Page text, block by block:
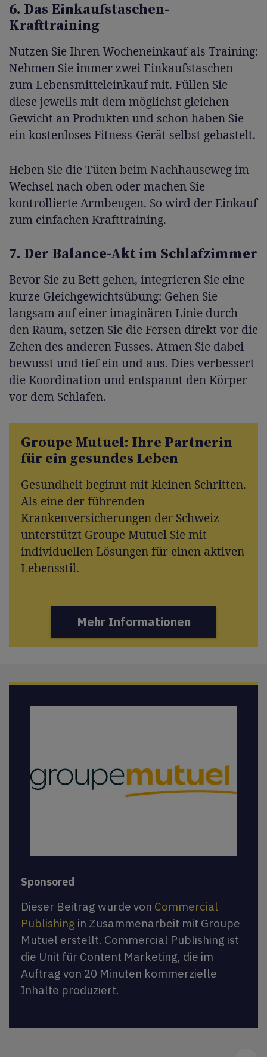
6. Das Einkaufstaschen-
Krafttraining
Nutzen Sie Ihren Wocheneinkauf als Training:
Nehmen Sie immer zwei Einkaufstaschen
zum Lebensmitteleinkauf mit. Füllen Sie
diese jeweils mit dem möglichst gleichen
Gewicht an Produkten und schon haben Sie
ein kostenloses Fitness-Gerät selbst gebastelt.
Heben Sie die Tüten beim Nachhauseweg im
Wechsel nach oben oder machen Sie
kontrollierte Armbeugen. So wird der Einkauf
zum einfachen Krafttraining.
7. Der Balance-Akt im Schlafzimmer
Bevor Sie zu Bett gehen, integrieren Sie eine
kurze Gleichgewichtsübung: Gehen Sie
langsam auf einer imaginären Linie durch
den Raum, setzen Sie die Fersen direkt vor die
Zehen des anderen Fusses. Atmen Sie dabei
bewusst und tief ein und aus. Dies verbessert
die Koordination und entspannt den Körper
vor dem Schlafen.
Groupe Mutuel: Ihre Partnerin
für ein gesundes Leben
Gesundheit beginnt mit kleinen Schritten.
Als eine der führenden
Krankenversicherungen der Schweiz
unterstützt Groupe Mutuel Sie mit
individuellen Lösungen für einen aktiven
Lebensstil.
Mehr Informationen
Sponsored
Dieser Beitrag wurde von Commercial
Publishing in Zusammenarbeit mit Groupe
Mutuel erstellt. Commercial Publishing ist
die Unit für Content Marketing, die im
Auftrag von 20 Minuten kommerzielle
Inhalte produziert.